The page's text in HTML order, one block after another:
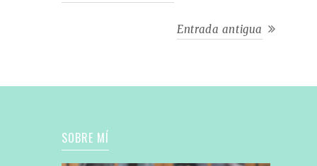
Entrada antigua
SOBRE MÍ